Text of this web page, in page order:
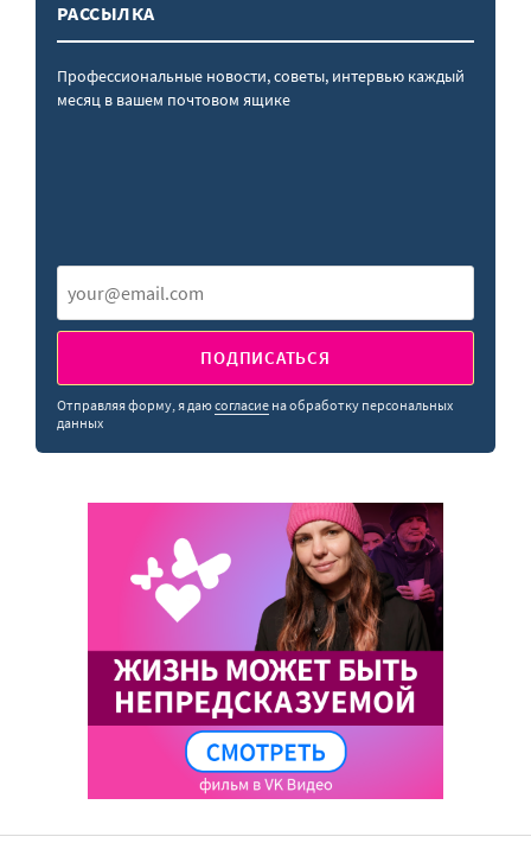
РАССЫЛКА
Профессиональные новости, советы, интервью каждый
месяц в вашем почтовом ящике
ПОДПИСАТЬСЯ
Отправляя форму, я даюсогласие на обработку персональных
данных